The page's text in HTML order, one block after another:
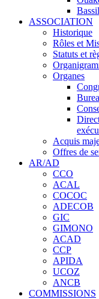
ASSOCIATION
Historique
Rôles et
Statuts et
Organes
Acquis
Offres de
AR/AD
CCO
ACAL
COCOC
ADECOB
GIC
GIMONO
ACAD
CCP
APIDA
UCOZ
ANCB
COMMISSIONS